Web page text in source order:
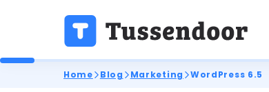
Home Blog Marketing WordPress 6.5